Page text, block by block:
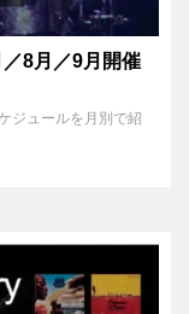
／8月／9月開催
ジュールを月別で紹